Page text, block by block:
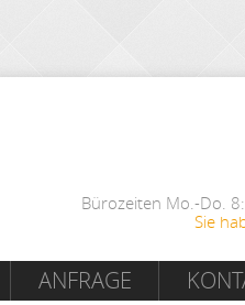
Bürozeiten Mo.-Do.
Sie
ANFRAGE